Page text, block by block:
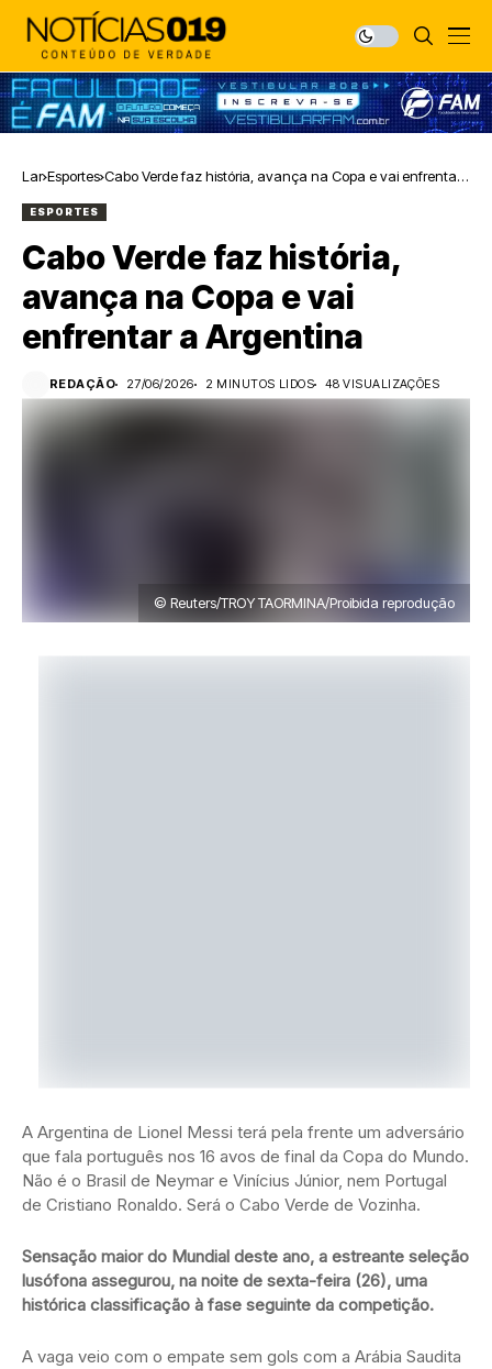
Lar Esportes Cabo Verde faz história, avança na Copa e vai enfrentar
ESPORTES
Cabo Verde faz história,
avança na Copa e vai
enfrentar a Argentina
REDAÇÃO 27/06/2026 2 MINUTOS LIDOS 48 VISUALIZAÇÕES
© Reuters/TROY TAORMINA/Proibida reprodução
A Argentina de Lionel Messi terá pela frente um adversário
que fala português nos 16 avos de final da Copa do Mundo.
Não é o Brasil de Neymar e Vinícius Júnior, nem Portugal
de Cristiano Ronaldo. Será o Cabo Verde de Vozinha.
Sensação maior do Mundial deste ano, a estreante seleção
lusófona assegurou, na noite de sexta-feira (26), uma
histórica classificação à fase seguinte da competição.
A vaga veio com o empate sem gols com a Arábia Saudita